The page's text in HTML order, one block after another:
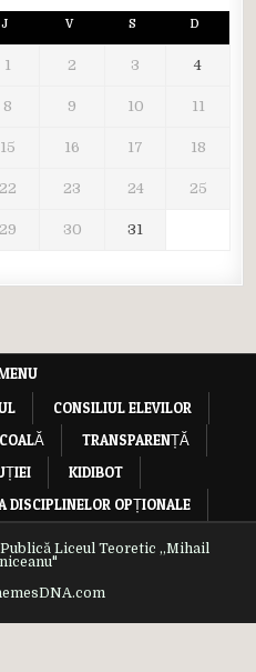
J V S D
1 2 3 4
8 9 10 11
15 16 17 18
22 23 24 25
29 30
31
CONSILIUL ELEVILOR
TRANSPARENȚĂ
KIDIBOT
DISCIPLINELOR OPȚIONALE
Liceul Teoretic ,,Mihail